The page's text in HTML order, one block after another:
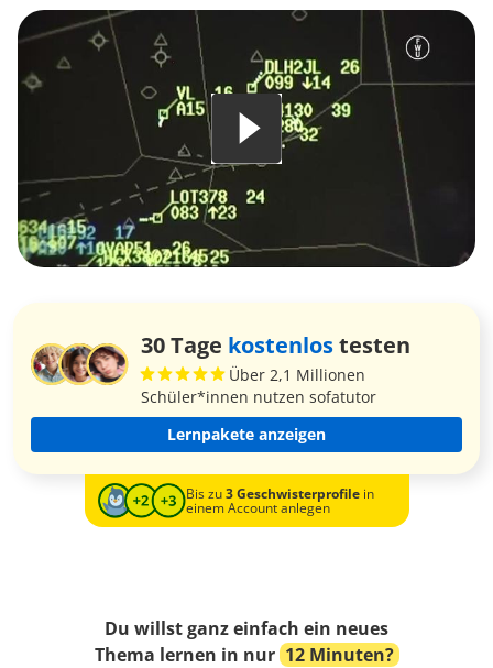
30 Tage kostenlostesten
Über 2,1 Millionen
Schüler*innen nutzen sofatutor
Lernpakete anzeigen
Bis zu3 Geschwisterprofilein
einem Account anlegen
Du willst ganz einfach ein neues
Thema lernen in nur 12 Minuten?